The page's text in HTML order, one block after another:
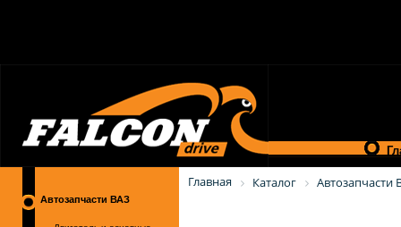
Автозапчасти ВАЗ
Главная Каталог Автозапчасти